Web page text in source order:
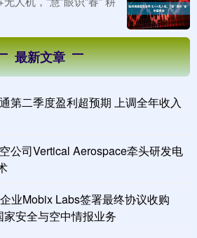
最新文章
第二季度盈利超预期 上调全年收入
公司Vertical Aerospace牵头研发电
业Mobix Labs签署最终协议收购
安全与空中情报业务